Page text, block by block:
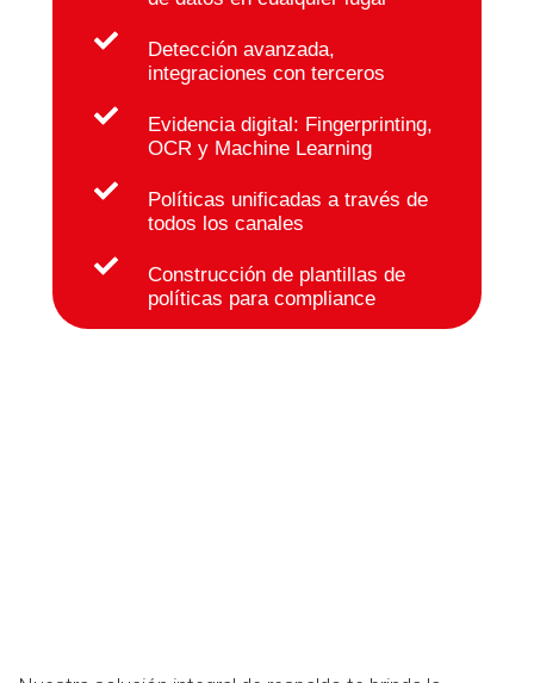
Detección avanzada,
integraciones con terceros
Evidencia digital: Fingerprinting,
OCR y Machine Learning
Políticas unificadas a través de
todos los canales
Construcción de plantillas de
políticas para compliance